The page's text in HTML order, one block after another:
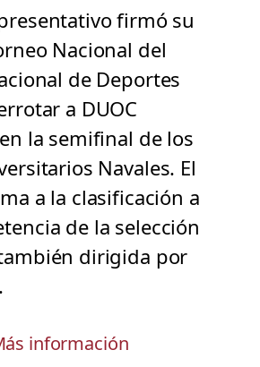
firmó su
Nacional del
de Deportes
a DUOC
la semifinal de los
Navales. El
a la clasificación a
de la selección
dirigida por
información